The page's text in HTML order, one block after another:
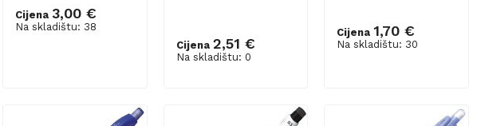
Cijena 3,00 €
Na skladištu: 38
Cijena 2,51 €
Na skladištu: 0
Cijena 1,70 €
Na skladištu: 30
Dodaj u košaricu